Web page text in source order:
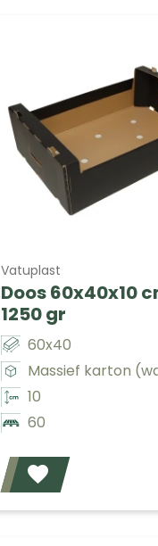
Vatuplast
Doos 60x40x10
1250 gr
60x40
Massief karton
10
60